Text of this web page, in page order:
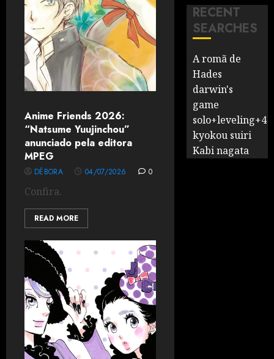
Anime Friends 2026:
“Natsume Yuujinchou”
anunciado pela editora
MPEG
DÉBORA 04/07/2026 0
Confira.
READ MORE
RECENT
SEARCHES
A romã de
Hades
darwin's
game
solo+leveling+4
kyokou suiri
Kabi nagata